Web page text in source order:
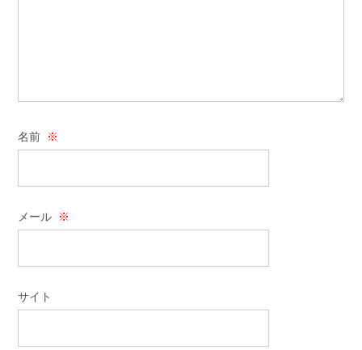
名前 ※
メール ※
サイト